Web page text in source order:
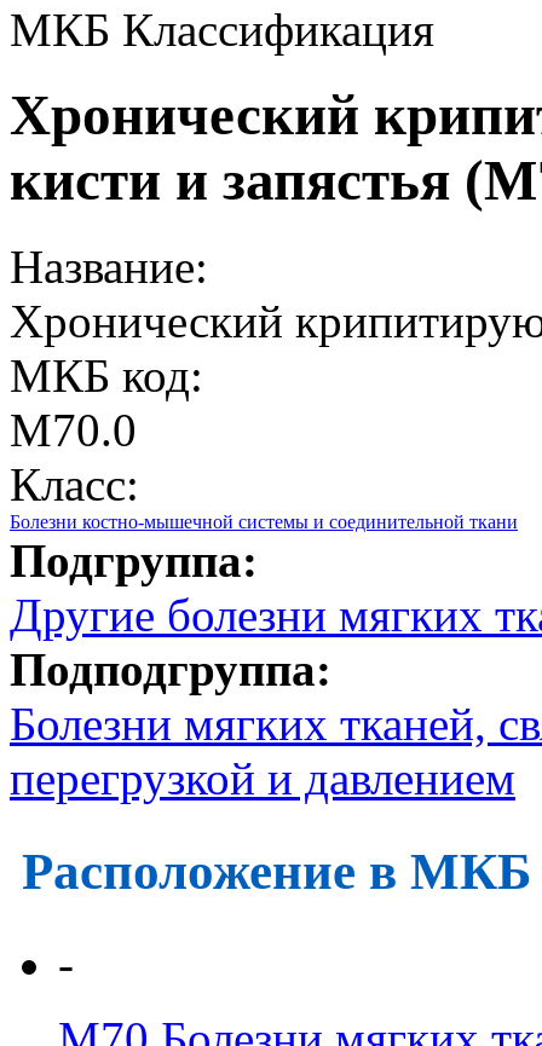
МКБ Классификация
Хронический
кисти и запястья
Название:
Хронический
МКБ код:
M70.0
Класс:
Болезни костно-мышечной системы и соединительной ткани
Подгруппа:
Другие болезни мягких
Подподгруппа:
Болезни мягких тканей,
перегрузкой и давлением
Расположение в
-